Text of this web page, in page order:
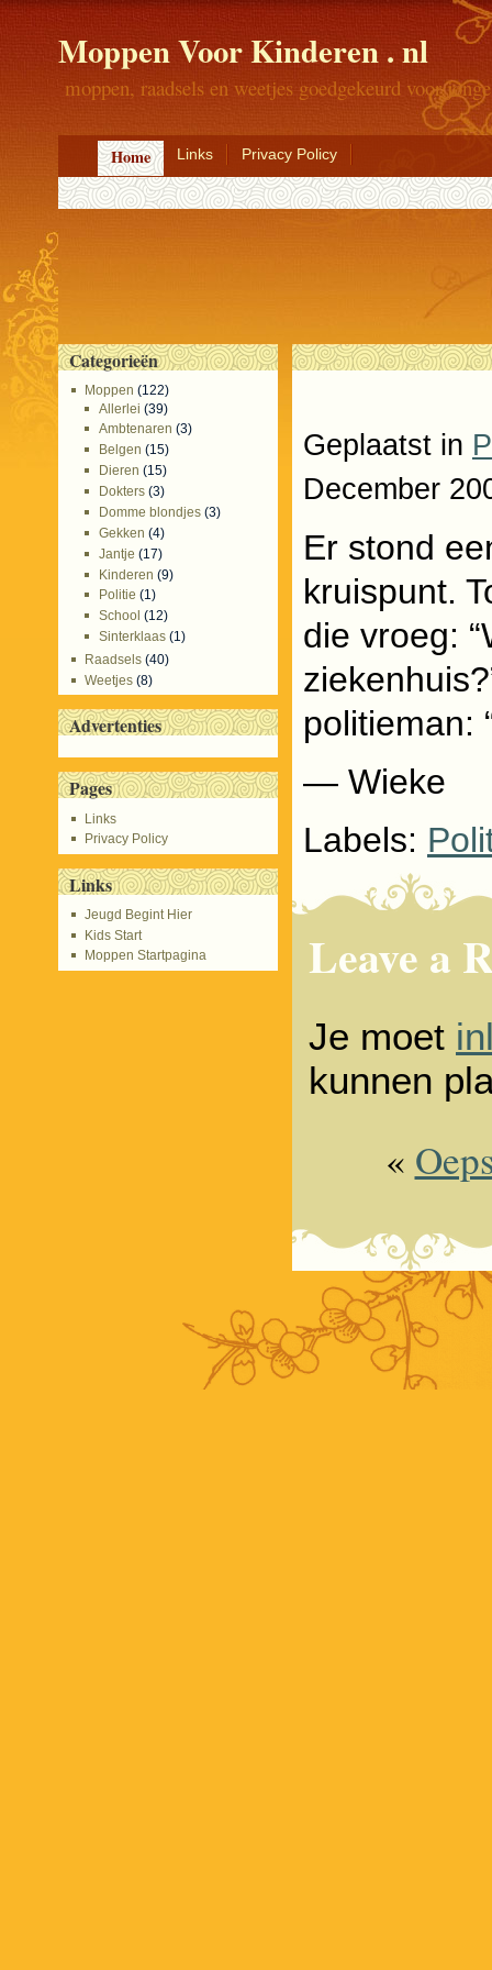
Moppen Voor Kinderen . nl
moppen, raadsels en weetjes goedgekeurd voor
Home Links Privacy Policy
Categorieën
Moppen (122)
Allerlei (39)
Ambtenaren (3)
Belgen (15)
Dieren (15)
Dokters(3)
Domme blondjes(3)
Gekken (4)
Jantje (17)
Kinderen (9)
Politie (1)
School (12)
Sinterklaas(1)
Raadsels (40)
Weetjes (8)
Advertenties
Pages
Links
Privacy Policy
Links
Jeugd Begint Hier
Kids Start
Moppen Startpagina
Geplaatst in
December
Er stond
kruispunt.
die vroeg:
politieman:
— Wieke
Labels:
Leave a
Je moet
kunnen
«